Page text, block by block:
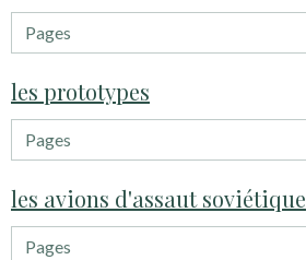
les prototypes
les avions d'assaut soviétique